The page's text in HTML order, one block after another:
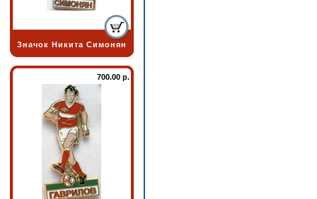
Значок Никита Симонян
700.00 р.